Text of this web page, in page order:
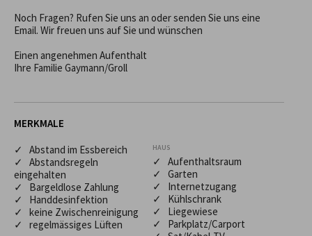
Noch Fragen? Rufen Sie uns an oder senden Sie uns eine
Email. Wir freuen uns auf Sie und wünschen
Einen angenehmen Aufenthalt
Ihre Familie Gaymann/Groll
MERKMALE
✓ Abstand im Essbereich
✓ Abstandsregeln
eingehalten
✓ Bargeldlose Zahlung
✓ Handdesinfektion
✓ keine Zwischenreinigung
✓ regelmässiges Lüften
HAUS
✓ Aufenthaltsraum
✓ Garten
✓ Internetzugang
✓ Kühlschrank
✓ Liegewiese
✓ Parkplatz/Carport